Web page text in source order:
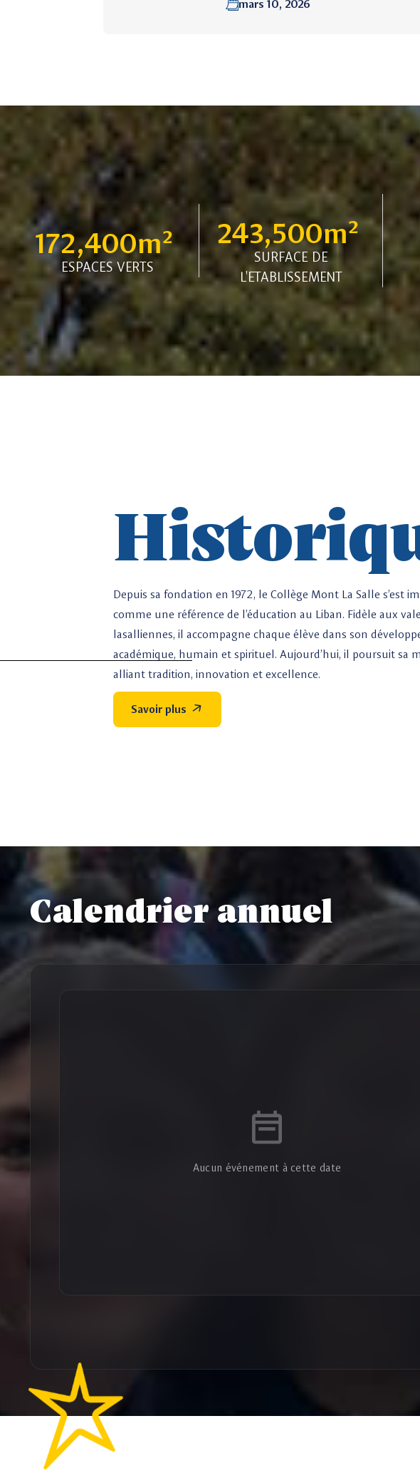
mars 10, 2026
ESPACES VERTS
172,400m²
SURFACE DE
L'ETABLISSEMENT
243,500m²
Depuis sa fondation en 1972, le Collège Mont La Salle s’est
comme une référence de l’éducation au Liban. Fidèle aux
lasalliennes, il accompagne chaque élève dans son
académique, humain et spirituel. Aujourd’hui, il poursuit sa
alliant tradition, innovation et excellence.
Savoir plus
Calendrier annuel
Aucun événement à cette date